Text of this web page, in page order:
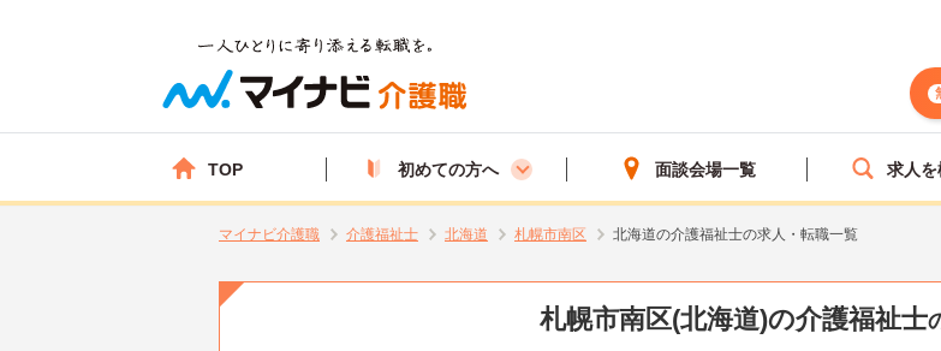
TOP 初めての方へ 面談会場一覧 求人を
マイナビ介護職 介護福祉士 北海道 札幌市南区 北海道の介護福祉士の求人・転職一覧
札幌市南区(北海道)の介護福祉士